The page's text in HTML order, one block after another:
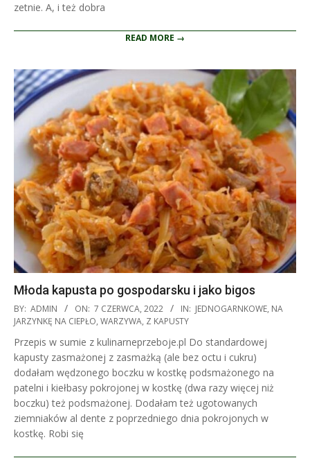
zetnie. A, i też dobra
READ MORE →
Młoda kapusta po gospodarsku i jako bigos
2022-
06-
07
BY: ADMIN ON: 7 CZERWCA, 2022 IN: JEDNOGARNKOWE, NA
JARZYNKĘ NA CIEPŁO, WARZYWA, Z KAPUSTY
Przepis w sumie z kulinarneprzeboje.pl Do standardowej
kapusty zasmażonej z zasmażką (ale bez octu i cukru)
dodałam wędzonego boczku w kostkę podsmażonego na
patelni i kiełbasy pokrojonej w kostkę (dwa razy więcej niż
boczku) też podsmażonej. Dodałam też ugotowanych
ziemniaków al dente z poprzedniego dnia pokrojonych w
kostkę. Robi się